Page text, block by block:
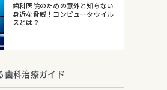
歯科医院のための意外と知らない
身近な脅威！コンピュータウイル
スとは？
歯科治療ガイド